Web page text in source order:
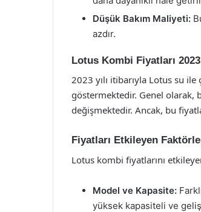
Düşük Bakım Maliyeti:
azdır.
Lotus Kombi Fiyatları 2023
2023 yılı itibarıyla Lotus su
göstermektedir. Genel olarak,
değişmektedir. Ancak, bu
Fiyatları Etkileyen
Lotus kombi fiyatlarını
Model ve Kapasite:
yüksek kapasiteli ve